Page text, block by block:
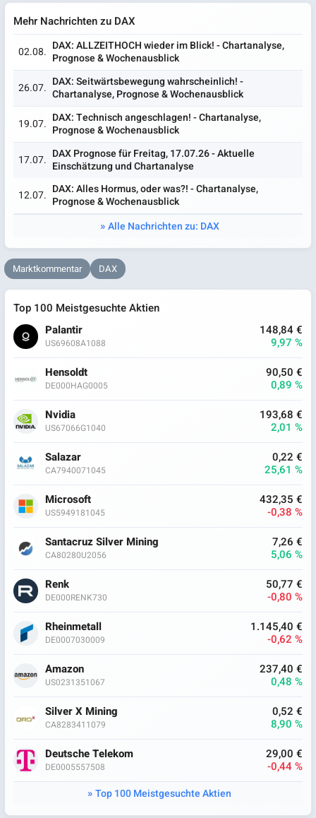
Mehr Nachrichten zu DAX
02.08. DAX: ALLZEITHOCH wieder im Blick! - Chartanalyse,
Prognose & Wochenausblick
26.07. DAX: Seitwärtsbewegung wahrscheinlich! -
Chartanalyse, Prognose & Wochenausblick
19.07. DAX: Technisch angeschlagen! - Chartanalyse,
Prognose & Wochenausblick
17.07. DAX Prognose für Freitag, 17.07.26 - Aktuelle
Einschätzung und Chartanalyse
12.07. DAX: Alles Hormus, oder was?! - Chartanalyse,
Prognose & Wochenausblick
Alle Nachrichten zu: DAX
Marktkommentar DAX
Top 100 Meistgesuchte Aktien
Palantir
US69608A1088
148,84 €
9,97 %
Hensoldt
DE000HAG0005
90,50 €
0,89 %
Nvidia
US67066G1040
193,68 €
2,01 %
Salazar
CA7940071045
0,22 €
25,61 %
Microsoft
US5949181045
432,35 €
-0,38 %
Santacruz Silver Mining
CA80280U2056
7,26 €
5,06 %
Renk
DE000RENK730
50,77 €
-0,80 %
Rheinmetall
DE0007030009
1.145,40 €
-0,62 %
Amazon
US0231351067
237,40 €
0,48 %
Silver X Mining
CA8283411079
0,52 €
8,90 %
Deutsche Telekom
DE0005557508
29,00 €
-0,44 %
Top 100 Meistgesuchte Aktien